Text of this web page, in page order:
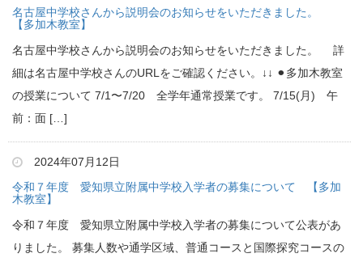
名古屋中学校さんから説明会のお知らせをいただきました。
【多加木教室】
名古屋中学校さんから説明会のお知らせをいただきました。 詳
細は名古屋中学校さんのURLをご確認ください。↓↓ ⚫︎多加木教室
の授業について 7/1〜7/20 全学年通常授業です。 7/15(月) 午
前：面 […]
2024年07月12日
令和７年度 愛知県立附属中学校入学者の募集について 【多加
木教室】
令和７年度 愛知県立附属中学校入学者の募集について公表があ
りました。 募集人数や通学区域、普通コースと国際探究コースの